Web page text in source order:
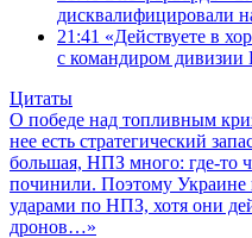
дисквалифицировали
21:41 «Действуете в
с командиром
Цитаты
О победе над топливным
нее есть стратегический
большая, НПЗ много: где-то
починили. Поэтому Украине
ударами по НПЗ, хотя они
дронов…»